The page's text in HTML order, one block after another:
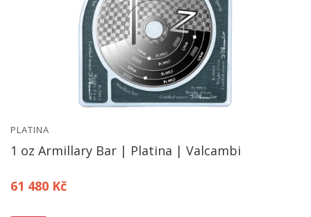
PLATINA
1 oz Armillary Bar | Platina | Valcambi
61 480 Kč